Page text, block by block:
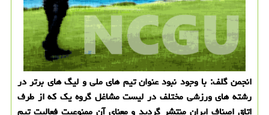
انجمن گلف: با وجود نبود عنوان تیم های ملی و لیگ های برتر در
رشته های ورزشی مختلف در لیست مشاغل گروه یک که از طرف